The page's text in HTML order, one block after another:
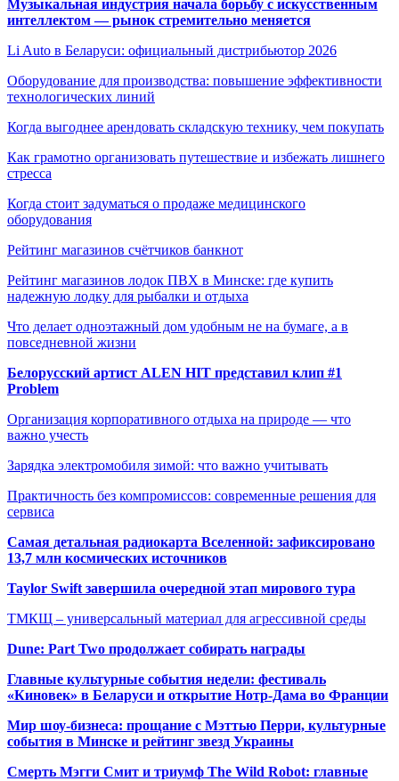
Музыкальная индустрия начала борьбу с искусственным
интеллектом — рынок стремительно меняется
Li Auto в Беларуси: официальный дистрибьютор 2026
Оборудование для производства: повышение эффективности
технологических линий
Когда выгоднее арендовать складскую технику, чем покупать
Как грамотно организовать путешествие и избежать лишнего
стресса
Когда стоит задуматься о продаже медицинского
оборудования
Рейтинг магазинов счётчиков банкнот
Рейтинг магазинов лодок ПВХ в Минске: где купить
надежную лодку для рыбалки и отдыха
Что делает одноэтажный дом удобным не на бумаге, а в
повседневной жизни
Белорусский артист ALEN HIT представил клип #1
Problem
Организация корпоративного отдыха на природе — что
важно учесть
Зарядка электромобиля зимой: что важно учитывать
Практичность без компромиссов: современные решения для
сервиса
Самая детальная радиокарта Вселенной: зафиксировано
13,7 млн космических источников
Taylor Swift завершила очередной этап мирового тура
ТМКЩ – универсальный материал для агрессивной среды
Dune: Part Two продолжает собирать награды
Главные культурные события недели: фестиваль
«Киновек» в Беларуси и открытие Нотр-Дама во Франции
Мир шоу-бизнеса: прощание с Мэттью Перри, культурные
события в Минске и рейтинг звезд Украины
Смерть Мэгги Смит и триумф The Wild Robot: главные